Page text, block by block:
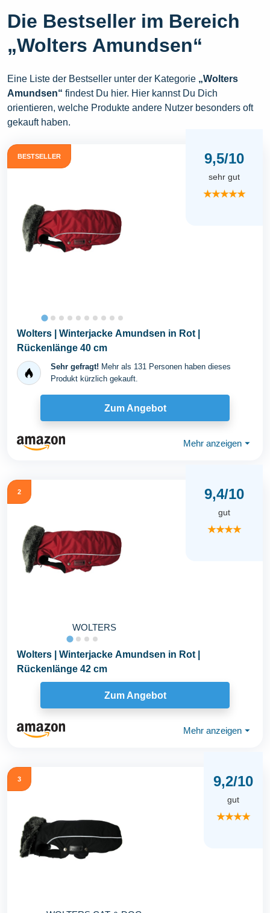
Die Bestseller im Bereich
„Wolters Amundsen“
Eine Liste der Bestseller unter der Kategorie „Wolters
Amundsen“ findest Du hier. Hier kannst Du Dich
orientieren, welche Produkte andere Nutzer besonders oft
gekauft haben.
BESTSELLER 9,5/10
sehr gut
★★★★★
Wolters | Winterjacke Amundsen in Rot |
Rückenlänge 40 cm
Sehr gefragt! Mehr als 131 Personen haben dieses
Produkt kürzlich gekauft.
Zum Angebot
Mehr anzeigen ⏷
2
WOLTERS
9,4/10
gut
★★★★
Wolters | Winterjacke Amundsen in Rot |
Rückenlänge 42 cm
Zum Angebot
Mehr anzeigen ⏷
3 9,2/10
gut
★★★★